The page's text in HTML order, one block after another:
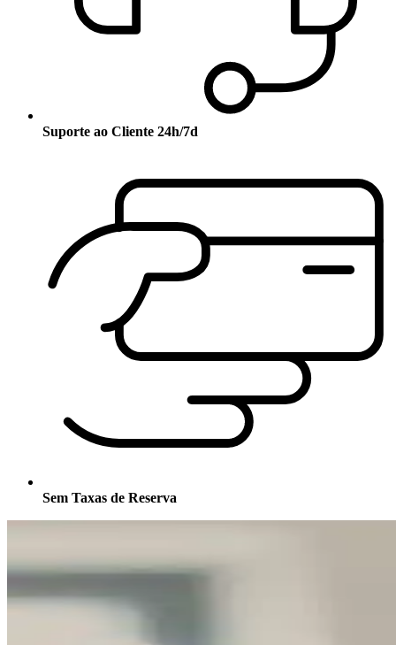
Suporte ao Cliente 24h/7d
Sem Taxas de Reserva